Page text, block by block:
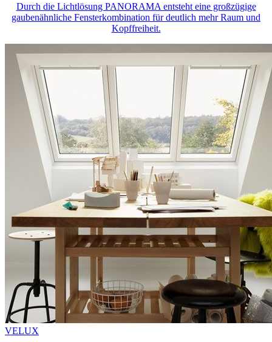
Durch die Lichtlösung PANORAMA entsteht eine großzügige
gaubenähnliche Fensterkombination für deutlich mehr Raum und
Kopffreiheit.
VELUX